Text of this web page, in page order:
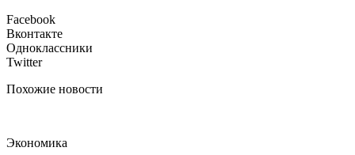
Facebook
Вконтакте
Одноклассники
Twitter
Похожие новости
Экономика